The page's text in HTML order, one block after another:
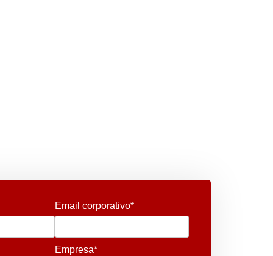
Email corporativo*
Empresa*